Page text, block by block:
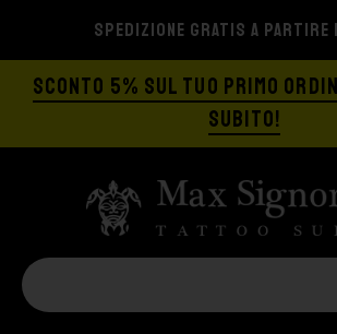
SPEDIZIONE GRATIS A PARTIRE
SCONTO 5% SUL TUO PRIMO
SUBITO!